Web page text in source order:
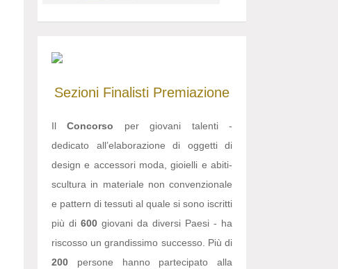
Sezioni Finalisti Premiazione
IlConcorso per giovani talenti -
dedicato all’elaborazione di oggetti di
design e accessori moda, gioielli e abiti-
scultura in materiale non convenzionale
e pattern di tessuti al quale si sono iscritti
più di 600 giovani da diversi Paesi - ha
riscosso un grandissimo successo. Più di
200 persone hanno partecipato alla